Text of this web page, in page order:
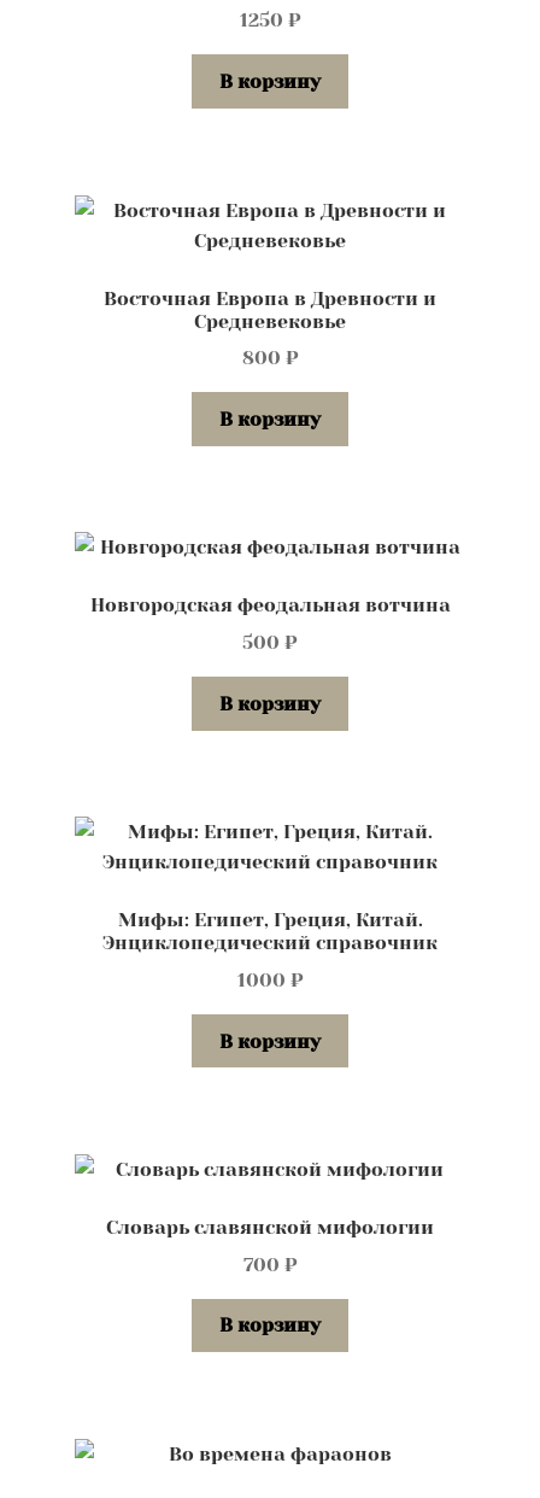
1250 ₽
В корзину
Восточная Европа в Древности и
Средневековье
800 ₽
В корзину
Новгородская феодальная вотчина
500 ₽
В корзину
Мифы: Египет, Греция, Китай.
Энциклопедический справочник
1000 ₽
В корзину
Словарь славянской мифологии
700 ₽
В корзину